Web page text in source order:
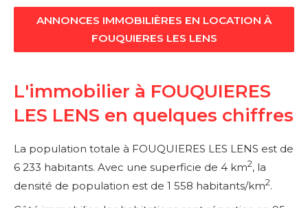
ANNONCES IMMOBILIÈRES EN LOCATION À
FOUQUIERES LES LENS
L'immobilier à FOUQUIERES
LES LENS en quelques chiffres
La population totale à FOUQUIERES LES LENS est de
6 233 habitants. Avec une superficie de 4 km2, la
densité de population est de 1 558 habitants/km2.